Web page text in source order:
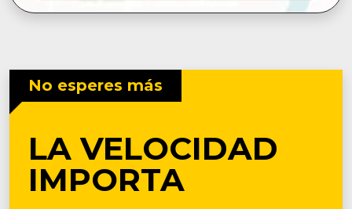
No esperes más
LA VELOCIDAD
IMPORTA